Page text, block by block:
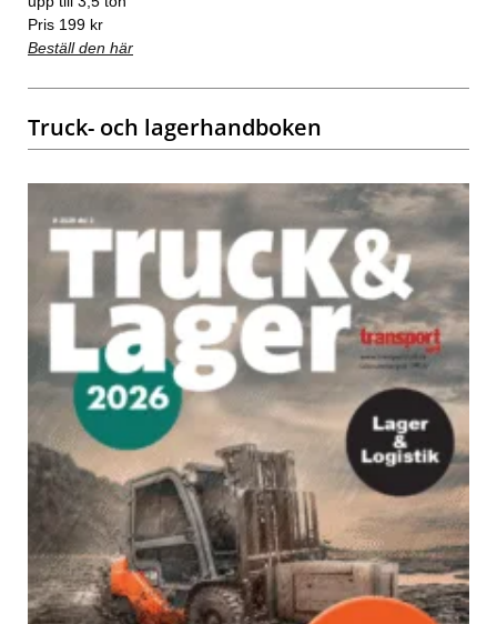
Pris 199 kr
Beställ den här
Truck- och lagerhandboken